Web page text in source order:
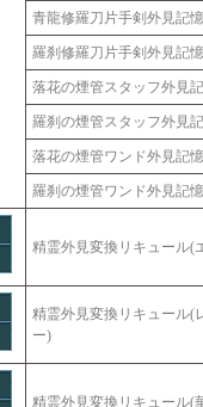
青龍修羅刀片手剣外見記
羅刹修羅刀片手剣外見記
落花の煙管スタッフ外見
羅刹の煙管スタッフ外見
落花の煙管ワンド外見記
羅刹の煙管ワンド外見記
精霊外見変換リキュール(
精霊外見変換リキュール(
ー)
精霊外見変換リキュール(